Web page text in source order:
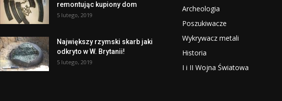
remontując kupiony dom
5 lutego, 2019
Największy rzymski skarb jaki
odkryto w W. Brytanii!
5 lutego, 2019
Archeologia
Poszukiwacze
Wykrywacz metali
Historia
I i II Wojna Światowa